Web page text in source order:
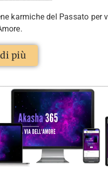
karmiche del Passato per
più